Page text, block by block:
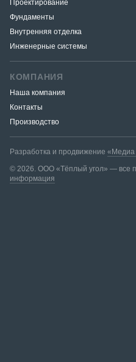
Проектирование
Фундаменты
Внутренняя отделка
Инженерные системы
КОМПАНИЯ
Наша компания
Контакты
Производство
© 2026. ООО «Тёплый угол» — все
информация
Разработка и продвижение «Медиа